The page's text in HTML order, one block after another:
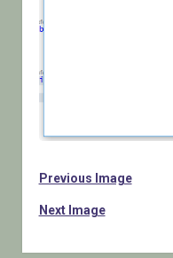
Previous Image
Next Image